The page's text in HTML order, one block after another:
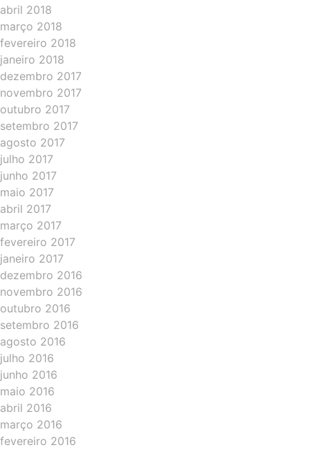
abril 2018
março 2018
fevereiro 2018
janeiro 2018
dezembro 2017
novembro 2017
outubro 2017
setembro 2017
agosto 2017
julho 2017
junho 2017
maio 2017
abril 2017
março 2017
fevereiro 2017
janeiro 2017
dezembro 2016
novembro 2016
outubro 2016
setembro 2016
agosto 2016
julho 2016
junho 2016
maio 2016
abril 2016
março 2016
fevereiro 2016